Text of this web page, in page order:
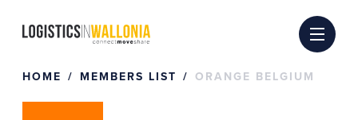
HOME MEMBERS LIST ORANGE BELGIUM